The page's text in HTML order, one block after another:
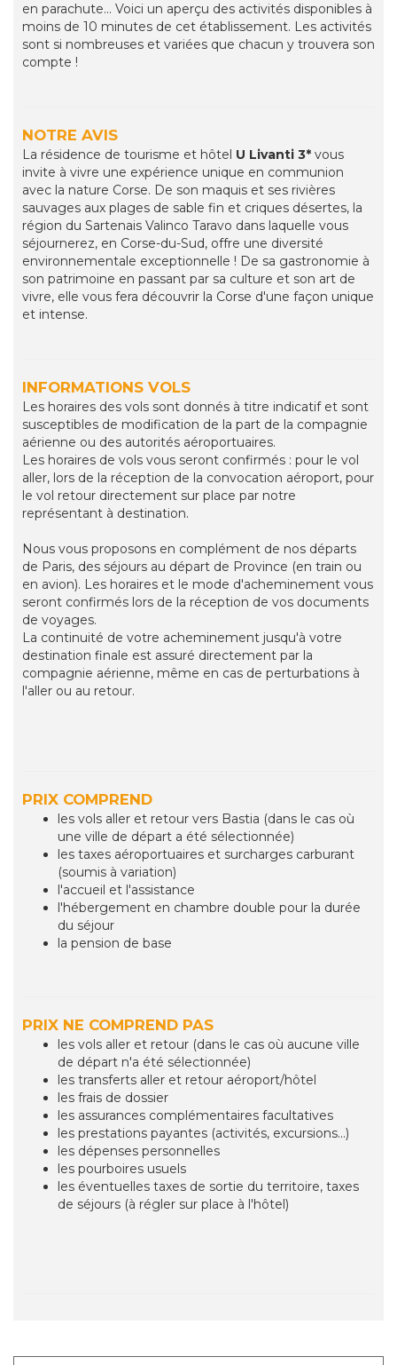
en parachute... Voici un aperçu des activités disponibles à
moins de 10 minutes de cet établissement. Les activités
sont si nombreuses et variées que chacun y trouvera son
compte !
NOTRE AVIS
La résidence de tourisme et hôtel U Livanti 3* vous
invite à vivre une expérience unique en communion
avec la nature Corse. De son maquis et ses rivières
sauvages aux plages de sable fin et criques désertes, la
région du Sartenais Valinco Taravo dans laquelle vous
séjournerez, en Corse-du-Sud, offre une diversité
environnementale exceptionnelle ! De sa gastronomie à
son patrimoine en passant par sa culture et son art de
vivre, elle vous fera découvrir la Corse d'une façon unique
et intense.
INFORMATIONS VOLS
Les horaires des vols sont donnés à titre indicatif et sont
susceptibles de modification de la part de la compagnie
aérienne ou des autorités aéroportuaires.
Les horaires de vols vous seront confirmés : pour le vol
aller, lors de la réception de la convocation aéroport, pour
le vol retour directement sur place par notre
représentant à destination.
Nous vous proposons en complément de nos départs
de Paris, des séjours au départ de Province (en train ou
en avion). Les horaires et le mode d'acheminement vous
seront confirmés lors de la réception de vos documents
de voyages.
La continuité de votre acheminement jusqu'à votre
destination finale est assuré directement par la
compagnie aérienne, même en cas de perturbations à
l'aller ou au retour.
PRIX COMPREND
les vols aller et retour vers Bastia (dans le cas où
une ville de départ a été sélectionnée)
les taxes aéroportuaires et surcharges carburant
(soumis à variation)
l'accueil et l'assistance
l'hébergement en chambre double pour la durée
du séjour
la pension de base
PRIX NE COMPREND PAS
les vols aller et retour (dans le cas où aucune ville
de départ n'a été sélectionnée)
les transferts aller et retour aéroport/hôtel
les frais de dossier
les assurances complémentaires facultatives
les prestations payantes (activités, excursions...)
les dépenses personnelles
les pourboires usuels
les éventuelles taxes de sortie du territoire, taxes
de séjours (à régler sur place à l'hôtel)